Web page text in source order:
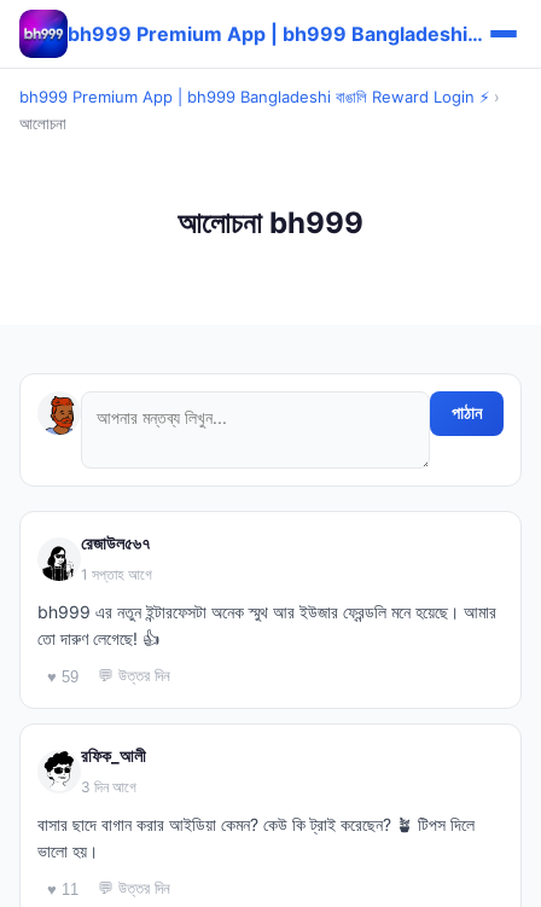
bh999 Premium App | bh999 Bangladeshi বাঙালি Reward Login ⚡
bh999 Premium App | bh999 Bangladeshi বাঙালি Reward Login ⚡ ›
আলোচনা
আলোচনা bh999
পাঠান
রেজাউল৫৬৭
1 সপ্তাহ আগে
bh999 এর নতুন ইন্টারফেসটা অনেক স্মুথ আর ইউজার ফ্রেন্ডলি মনে হয়েছে। আমার
তো দারুণ লেগেছে! 👍
♥ 59 💬 উত্তর দিন
রফিক_আলী
3 দিন আগে
বাসার ছাদে বাগান করার আইডিয়া কেমন? কেউ কি ট্রাই করেছেন? 🪴 টিপস দিলে
ভালো হয়।
♥ 11 💬 উত্তর দিন